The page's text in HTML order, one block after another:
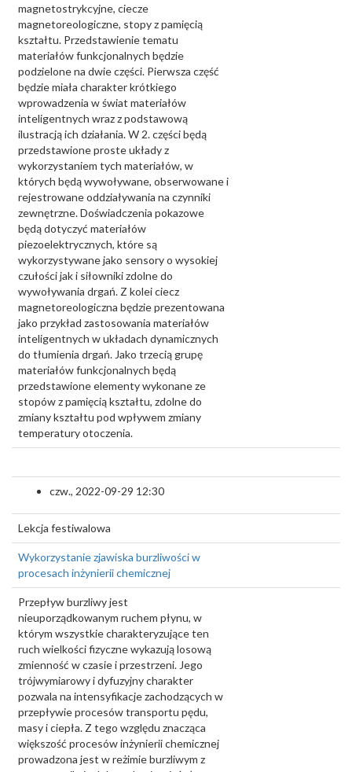
magnetostrykcyjne, ciecze
magnetoreologiczne, stopy z pamięcią
kształtu. Przedstawienie tematu
materiałów funkcjonalnych będzie
podzielone na dwie części. Pierwsza część
będzie miała charakter krótkiego
wprowadzenia w świat materiałów
inteligentnych wraz z podstawową
ilustracją ich działania. W 2. części będą
przedstawione proste układy z
wykorzystaniem tych materiałów, w
których będą wywoływane, obserwowane i
rejestrowane oddziaływania na czynniki
zewnętrzne. Doświadczenia pokazowe
będą dotyczyć materiałów
piezoelektrycznych, które są
wykorzystywane jako sensory o wysokiej
czułości jak i siłowniki zdolne do
wywoływania drgań. Z kolei ciecz
magnetoreologiczna będzie prezentowana
jako przykład zastosowania materiałów
inteligentnych w układach dynamicznych
do tłumienia drgań. Jako trzecią grupę
materiałów funkcjonalnych będą
przedstawione elementy wykonane ze
stopów z pamięcią kształtu, zdolne do
zmiany kształtu pod wpływem zmiany
temperatury otoczenia.
czw., 2022-09-29 12:30
Lekcja festiwalowa
Wykorzystanie zjawiska burzliwości w
procesach inżynierii chemicznej
Przepływ burzliwy jest
nieuporządkowanym ruchem płynu, w
którym wszystkie charakteryzujące ten
ruch wielkości fizyczne wykazują losową
zmienność w czasie i przestrzeni. Jego
trójwymiarowy i dyfuzyjny charakter
pozwala na intensyfikacje zachodzących w
przepływie procesów transportu pędu,
masy i ciepła. Z tego względu znacząca
większość procesów inżynierii chemicznej
prowadzona jest w reżimie burzliwym z